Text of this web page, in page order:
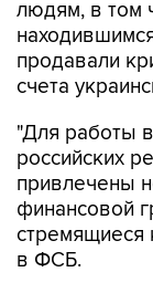
людям, в том
продавали
счета
"Для работы
российских
привлечены
финансовой
стремящиеся
в ФСБ.